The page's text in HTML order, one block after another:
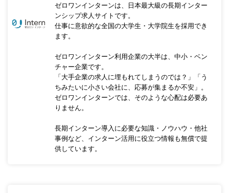
ゼロワンインターンは、日本最大級の長期インター
ンシップ求人サイトです。
仕事に意欲的な全国の大学生・大学院生を採用でき
ます。
ゼロワンインターン利用企業の大半は、中小・ベン
チャー企業です。
「大手企業の求人に埋もれてしまうのでは？」「う
ちみたいに小さい会社に、応募が集まるか不安」。
ゼロワンインターンでは、そのような心配は必要あ
りません。
長期インターン導入に必要な知識・ノウハウ・他社
事例など、インターン活用に役立つ情報も無償で提
供しています。